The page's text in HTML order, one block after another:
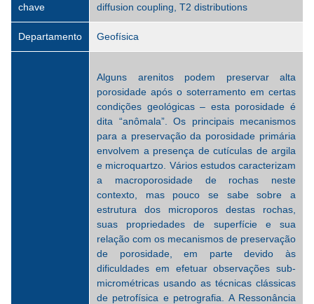
chave
diffusion coupling, T2 distributions
Departamento Geofísica
Alguns arenitos podem preservar alta
porosidade após o soterramento em certas
condições geológicas – esta porosidade é
dita “anômala”. Os principais mecanismos
para a preservação da porosidade primária
envolvem a presença de cutículas de argila
e microquartzo. Vários estudos caracterizam
a macroporosidade de rochas neste
contexto, mas pouco se sabe sobre a
estrutura dos microporos destas rochas,
suas propriedades de superfície e sua
relação com os mecanismos de preservação
de porosidade, em parte devido às
dificuldades em efetuar observações sub-
micrométricas usando as técnicas clássicas
de petrofísica e petrografia. A Ressonância